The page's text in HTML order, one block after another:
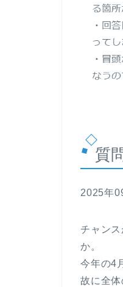
質
2025年
チャン
か。
今年の4
故に全体